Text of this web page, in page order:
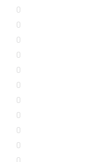
0
0
0
0
0
0
0
0
0
0